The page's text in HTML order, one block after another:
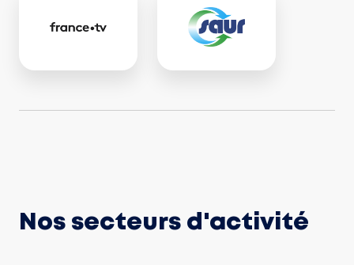
Nos secteurs d'activité